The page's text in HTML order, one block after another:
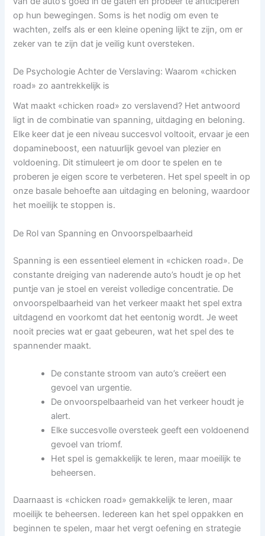
op hun bewegingen. Soms is het nodig om even te
wachten, zelfs als er een kleine opening lijkt te zijn, om er
zeker van te zijn dat je veilig kunt oversteken.
De Psychologie Achter de Verslaving: Waarom «chicken
road» zo aantrekkelijk is
Wat maakt «chicken road» zo verslavend? Het antwoord
ligt in de combinatie van spanning, uitdaging en beloning.
Elke keer dat je een niveau succesvol voltooit, ervaar je een
dopamineboost, een natuurlijk gevoel van plezier en
voldoening. Dit stimuleert je om door te spelen en te
proberen je eigen score te verbeteren. Het spel speelt in op
onze basale behoefte aan uitdaging en beloning, waardoor
het moeilijk te stoppen is.
De Rol van Spanning en Onvoorspelbaarheid
Spanning is een essentieel element in «chicken road». De
constante dreiging van naderende auto’s houdt je op het
puntje van je stoel en vereist volledige concentratie. De
onvoorspelbaarheid van het verkeer maakt het spel extra
uitdagend en voorkomt dat het eentonig wordt. Je weet
nooit precies wat er gaat gebeuren, wat het spel des te
spannender maakt.
De constante stroom van auto’s creëert een
gevoel van urgentie.
De onvoorspelbaarheid van het verkeer houdt je
alert.
Elke succesvolle oversteek geeft een voldoenend
gevoel van triomf.
Het spel is gemakkelijk te leren, maar moeilijk te
beheersen.
Daarnaast is «chicken road» gemakkelijk te leren, maar
moeilijk te beheersen. Iedereen kan het spel oppakken en
beginnen te spelen, maar het vergt oefening en strategie